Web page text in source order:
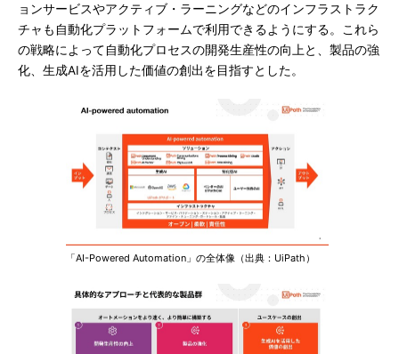
ョンサービスやアクティブ・ラーニングなどのインフラストラク
チャも自動化プラットフォームで利用できるようにする。これら
の戦略によって自動化プロセスの開発生産性の向上と、製品の強
化、生成AIを活用した価値の創出を目指すとした。
「AI-Powered Automation」の全体像（出典：UiPath）